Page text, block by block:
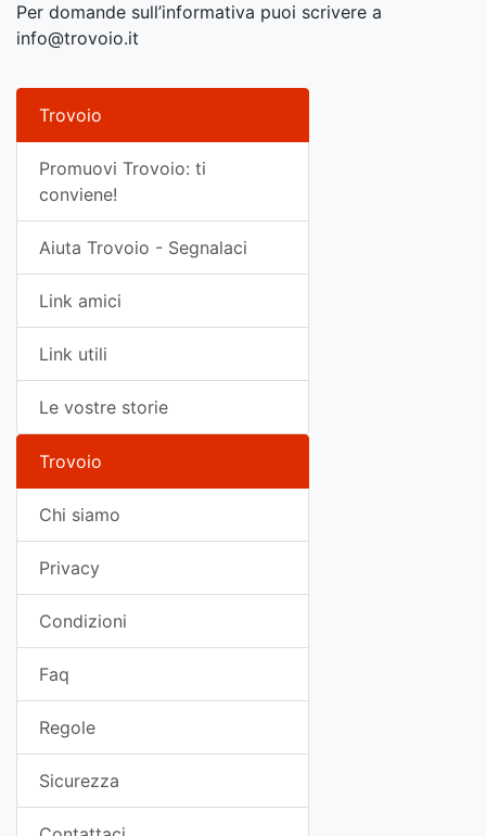
Per domande sull’informativa puoi scrivere a
info@trovoio.it
Trovoio
Promuovi Trovoio: ti
conviene!
Aiuta Trovoio - Segnalaci
Link amici
Link utili
Le vostre storie
Trovoio
Chi siamo
Privacy
Condizioni
Faq
Regole
Sicurezza